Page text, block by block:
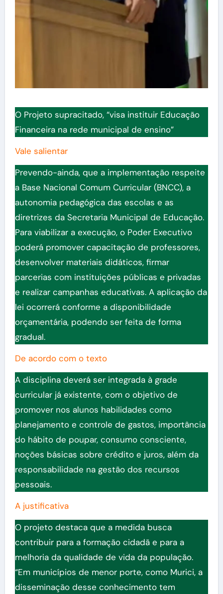
O Projeto supracitado, “visa instituir Educação
Financeira na rede municipal de ensino”
Vale salientar
Prevendo-ainda, que a implementação respeite
a Base Nacional Comum Curricular (BNCC), a
autonomia pedagógica das escolas e as
diretrizes da Secretaria Municipal de Educação.
Para viabilizar a execução, o Poder Executivo
poderá promover capacitação de professores,
desenvolver materiais didáticos, firmar
parcerias com instituições públicas e privadas
e realizar campanhas educativas. A aplicação da
lei ocorrerá conforme a disponibilidade
orçamentária, podendo ser feita de forma
gradual.
De acordo com o texto
A disciplina deverá ser integrada à grade
curricular já existente, com o objetivo de
promover nos alunos habilidades como
planejamento e controle de gastos, importância
do hábito de poupar, consumo consciente,
noções básicas sobre crédito e juros, além da
responsabilidade na gestão dos recursos
pessoais.
A justificativa
O projeto destaca que a medida busca
contribuir para a formação cidadã e para a
melhoria da qualidade de vida da população.
“Em municípios de menor porte, como Murici, a
disseminação desse conhecimento tem